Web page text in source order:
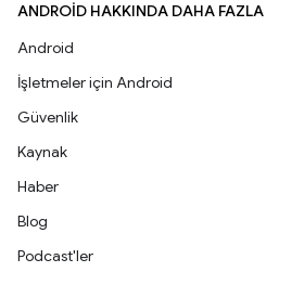
ANDROID HAKKINDA DAHA FAZLA
Android
İşletmeler için Android
Güvenlik
Kaynak
Haber
Blog
Podcast'ler